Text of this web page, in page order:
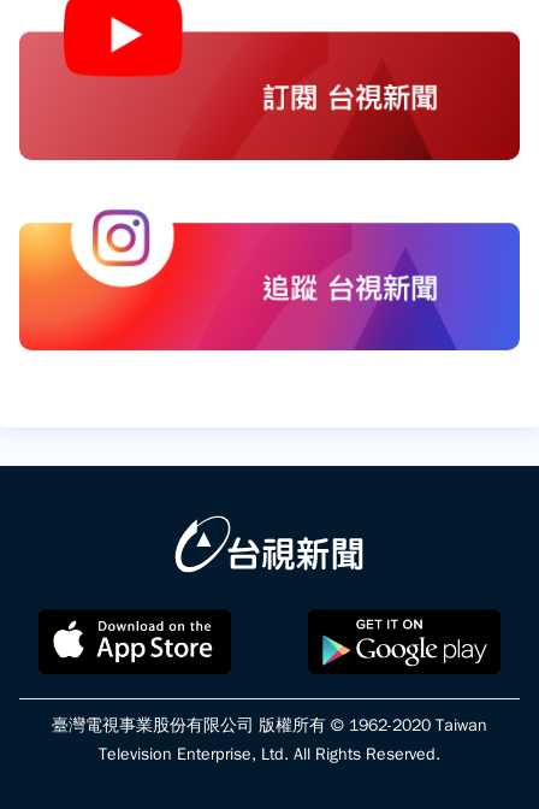
臺灣電視事業股份有限公司 版權所有 © 1962-2020 Taiwan
Television Enterprise, Ltd. All Rights Reserved.